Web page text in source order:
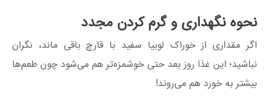
نحوه نگهداری و گرم کردن مجدد
اگر مقداری از خوراک لوبیا سفید با قارچ باقی ماند، نگران
نباشید؛ این غذا روز بعد حتی خوشمزه‌تر هم می‌شود چون طعم‌ها
بیشتر به خورد هم می‌روند!